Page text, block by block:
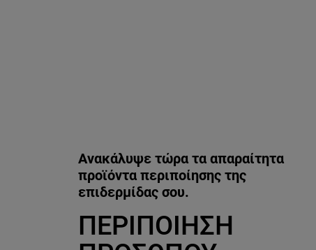
ΠΕΡΙΠΟΙΗΣΗ
Ανακάλυψε τώρα τα απαραίτητα
προϊόντα περιποίησης της
επιδερμίδας σου.